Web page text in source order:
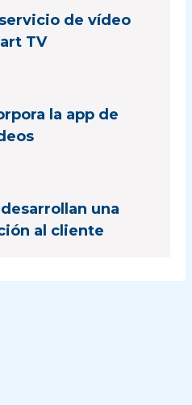
de vídeo
TV
la app de
una
al cliente